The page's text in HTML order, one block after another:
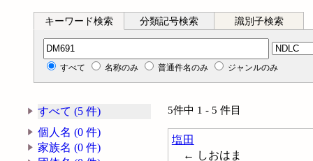
キーワード検索 分類記号検索 識別子検索
分類記号検索
すべて 名称のみ 普通件名のみ ジャンルのみ
すべて (5 件)
個人名 (0 件)
家族名 (0 件)
5件中 1 - 5 件目
塩田
← しおはま